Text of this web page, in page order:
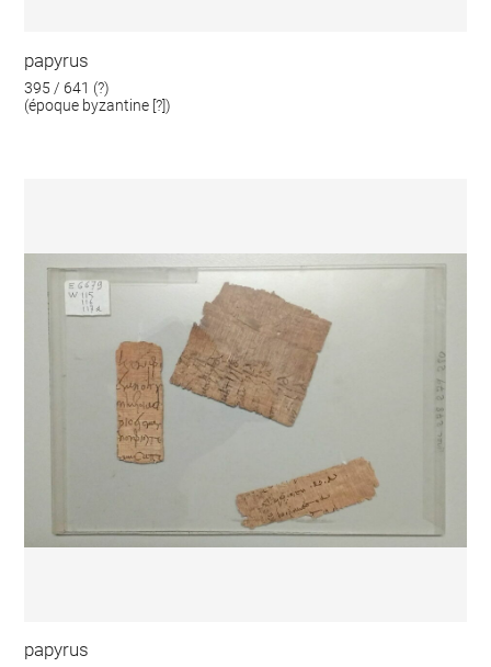
papyrus
395 / 641 (?)
(époque byzantine [?])
papyrus